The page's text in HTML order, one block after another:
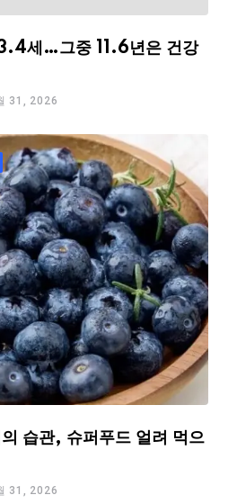
세…그중 11.6년은 건강
31, 2026
습관, 슈퍼푸드 얼려 먹으
31, 2026